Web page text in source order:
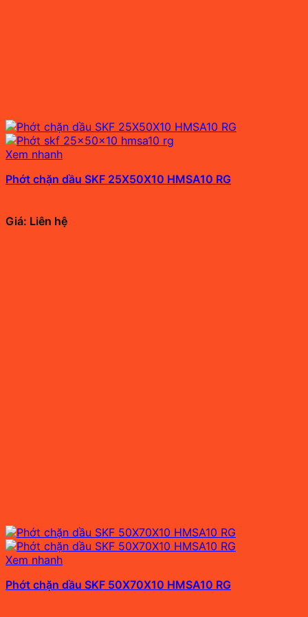
Xem nhanh
Phớt chặn dầu SKF 25X50X10 HMSA10 RG
Giá: Liên hệ
Xem nhanh
Phớt chặn dầu SKF 50X70X10 HMSA10 RG